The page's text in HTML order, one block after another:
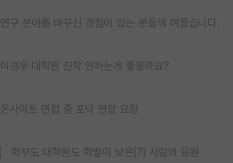
연구 분야를 바꾸신 경험이 있는 분들께 여쭙습니다.
이경우 대학원 진학 안하는게 좋을까요?
온사이트 면접 중 포닥 연장 요청
학부도 대학원도 학벌이 낮은(?) 사람의 응원